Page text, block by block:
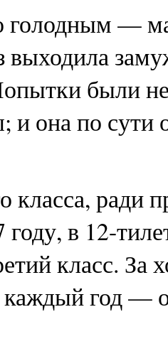
голодным —
выходила
были
и она по
класса, ради
году, в 12-
класс. За
год —